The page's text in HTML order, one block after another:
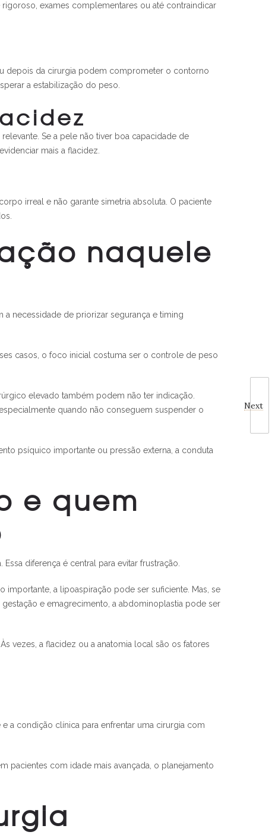
Next
exames complementares ou até contraindicar
depois da cirurgia podem comprometer o contorno
a estabilização do peso.
Se a pele não tiver boa capacidade de
mais a flacidez.
irreal e não garante simetria absoluta. O paciente
naquele
a necessidade de priorizar segurança e timing
casos, o foco inicial costuma ser o controle de peso
elevado também podem não ter indicação.
quando não conseguem suspender o
psíquico importante ou pressão externa, a conduta
e quem
diferença é central para evitar frustração.
a lipoaspiração pode ser suficiente. Mas, se
e emagrecimento, a abdominoplastia pode ser
vezes, a flacidez ou a anatomia local são os fatores
a condição clínica para enfrentar uma cirurgia com
pacientes com idade mais avançada, o planejamento